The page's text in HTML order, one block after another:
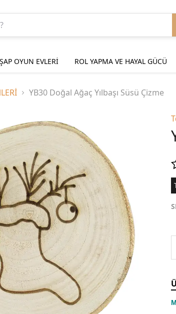
OYUN EVLERİ ROL YAPMA VE HAYAL GÜCÜ
YB30 Doğal Ağaç Yılbaşı Süsü Çizme